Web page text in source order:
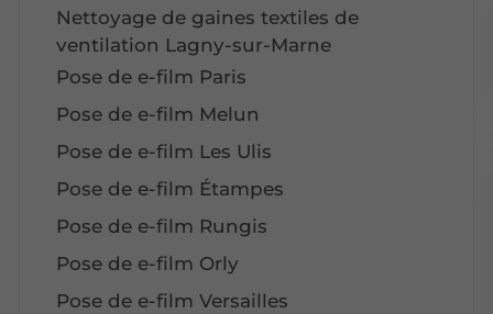
Nettoyage de gaines textiles de
ventilation Lagny-sur-Marne
Pose de e-film Paris
Pose de e-film Melun
Pose de e-film Les Ulis
Pose de e-film Étampes
Pose de e-film Rungis
Pose de e-film Orly
Pose de e-film Versailles